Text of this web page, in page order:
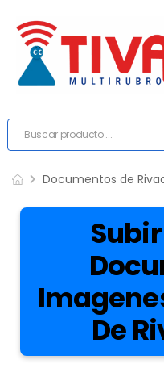
Documentos de
De